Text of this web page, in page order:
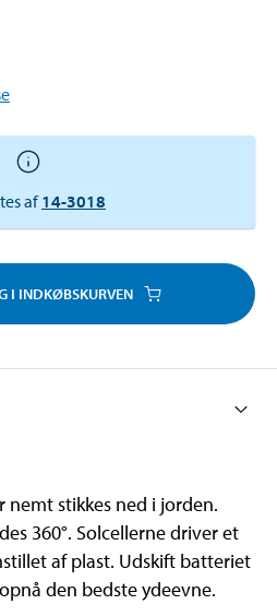
af 14-3018
I INDKØBSKURVEN
nemt stikkes ned i jorden.
360°. Solcellerne driver et
af plast. Udskift batteriet
den bedste ydeevne.